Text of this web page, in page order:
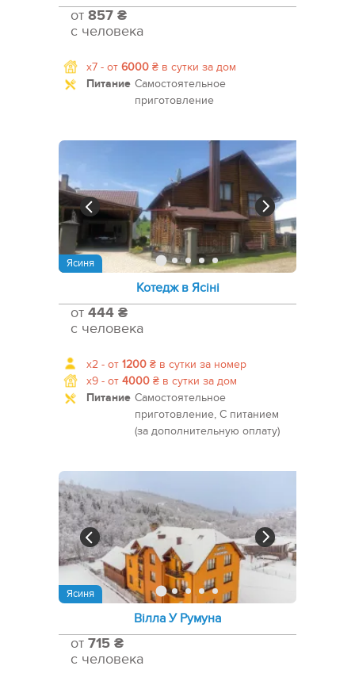
от 857 ₴
с человека
x7 - от 6000 ₴ в сутки за дом
Питание Самостоятельное
приготовление
Ясиня
Котедж в Ясіні
от 444 ₴
с человека
x2 - от 1200 ₴ в сутки за номер
x9 - от 4000 ₴ в сутки за дом
Питание Самостоятельное
приготовление, С питанием
(за дополнительную оплату)
Ясиня
Вілла У Румуна
от 715 ₴
с человека